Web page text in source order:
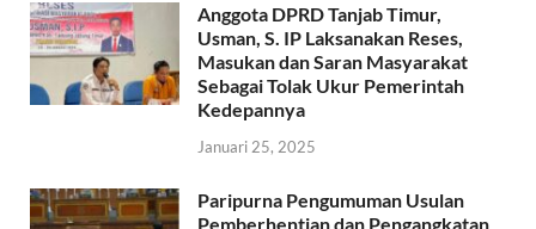
Anggota DPRD Tanjab Timur,
Usman, S. IP Laksanakan Reses,
Masukan dan Saran Masyarakat
Sebagai Tolak Ukur Pemerintah
Kedepannya
Januari 25, 2025
Paripurna Pengumuman Usulan
Pemberhentian dan Pengangkatan